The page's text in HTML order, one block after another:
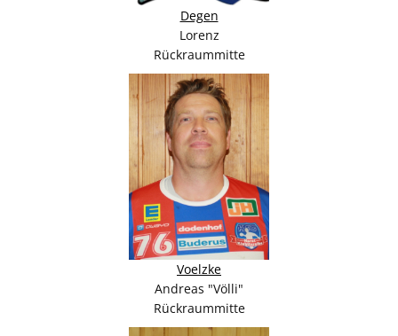
Degen
Lorenz
Rückraummitte
Voelzke
Andreas "Völli"
Rückraummitte